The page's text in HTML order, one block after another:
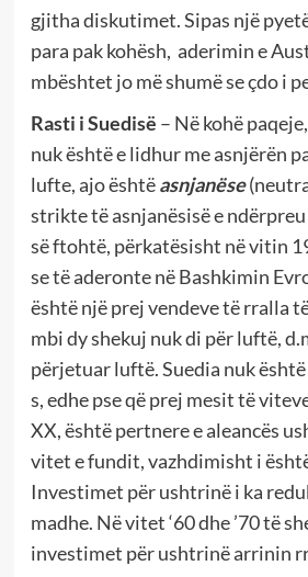
gjitha diskutimet. Sipas një
para pak kohësh, aderimin e
mbështet jo më shumë se çdo i
Rasti i Suedisë – Në kohë
nuk është e lidhur me asnjërën
lufte, ajo ështëasnjanëse
strikte të asnjanësisë e
së ftohtë, përkatësisht në vitin
se të aderonte në Bashkimin
është një prej vendeve të rralla
mbi dy shekuj nuk di për luftë,
përjetuar luftë. Suedia nuk
s, edhe pse që prej mesit të
XX, është pertnere e aleancës
vitet e fundit, vazhdimisht i
Investimet për ushtrinë i ka
madhe. Në vitet ‘60 dhe ’70 të
investimet për ushtrinë arrinin